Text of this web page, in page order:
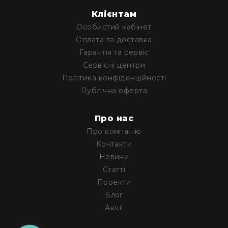
RF
кабелі
RF
роз'їєми
Тайм-
коди
Генератори
тайм-
Приймачі
та
передавачі
Дисплеї
Аксесуари
та
комплектуючі
Мікрофони
Клієнтам
Особистий кабінет
Оплата та доставка
Гарантія та сервіс
Сервісні центри
Політика конфіденційності
Публічна оферта
Про нас
Про компанію
Контакти
Новини
Статті
Проекти
Блог
Акції